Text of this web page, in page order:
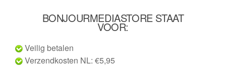
BONJOURMEDIASTORE STAAT
VOOR:
Veilig betalen
Verzendkosten NL: €5,95